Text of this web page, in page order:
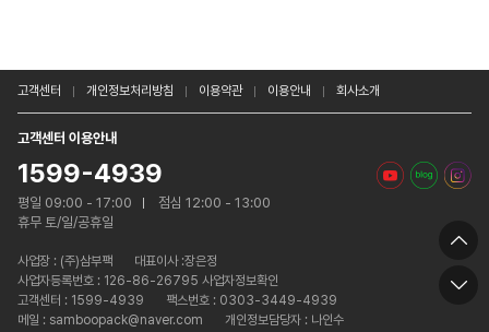
고객센터 개인정보처리방침 이용약관 이용안내 회사소개
고객센터 이용안내
1599-4939
평일 09:00 - 17:00
점심 12:00 - 13:00
휴무 토/일/공휴일
사업장 : (주)삼부팩
대표이사 :장은정
사업자등록번호 : 126-86-26795 사업자정보확인
고객센터 : 1599-4939
팩스번호 : 0303-3449-4939
메일 : samboopack@naver.com
개인정보담당자 : 나인수